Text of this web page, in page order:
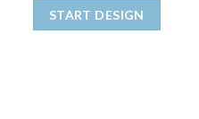
START DESIGN